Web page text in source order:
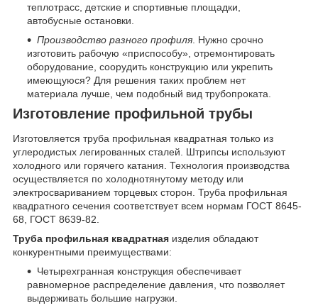
теплотрасс, детские и спортивные площадки,
автобусные остановки.
Производство разного профиля . Нужно срочно
изготовить рабочую «приспособу», отремонтировать
оборудование, соорудить конструкцию или укрепить
имеющуюся? Для решения таких проблем нет
материала лучше, чем подобный вид трубопроката.
Изготовление профильной трубы
Изготовляется труба профильная квадратная только из
углеродистых легированных сталей. Штрипсы используют
холодного или горячего катания. Технология производства
осуществляется по холоднотянутому методу или
электросвариванием торцевых сторон. Труба профильная
квадратного сечения соответствует всем нормам ГОСТ 8645-
68, ГОСТ 8639-82.
Труба профильная квадратная изделия обладают
конкурентными преимуществами:
Четырехгранная конструкция обеспечивает
равномерное распределение давления, что позволяет
выдерживать большие нагрузки.